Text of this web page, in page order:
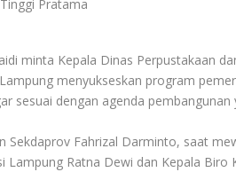
minta Kepala Dinas Perpustakaan
menyukseskan program
sesuai dengan agenda pembangunan
Sekdaprov Fahrizal Darminto, saat
Lampung Ratna Dewi dan Kepala